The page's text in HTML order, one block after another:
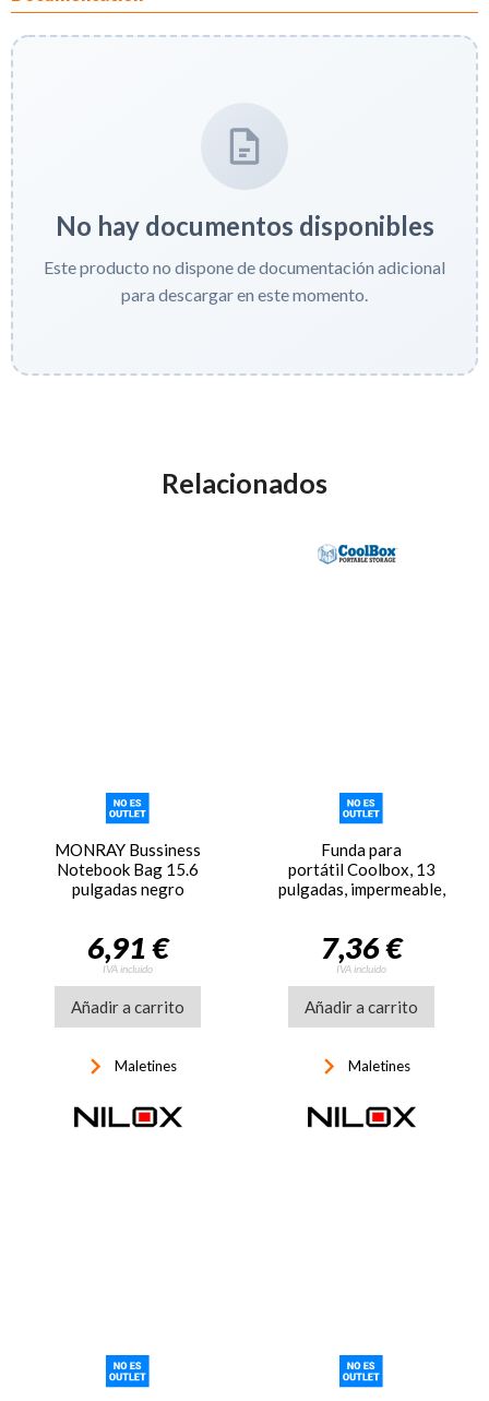
No hay documentos disponibles
Este producto no dispone de documentación adicional
para descargar en este momento.
Relacionados
MONRAY Bussiness
Notebook Bag 15.6
pulgadas negro
6,91 €
IVA incluido
Añadir a carrito
keyboard_arrow_right Maletines
Funda para
portátil Coolbox, 13
pulgadas, impermeable,
7,36 €
IVA incluido
Añadir a carrito
keyboard_arrow_right Maletines